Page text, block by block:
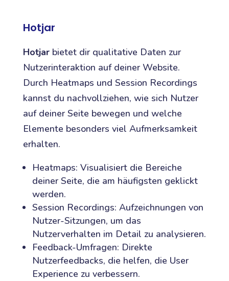
Hotjar
Hotjarbietet dir qualitative Daten zur
Nutzerinteraktion auf deiner Website.
Durch Heatmaps und Session Recordings
kannst du nachvollziehen, wie sich Nutzer
auf deiner Seite bewegen und welche
Elemente besonders viel Aufmerksamkeit
erhalten.
Heatmaps: Visualisiert die Bereiche
deiner Seite, die am häufigsten geklickt
werden.
Session Recordings: Aufzeichnungen von
Nutzer-Sitzungen, um das
Nutzerverhalten im Detail zu analysieren.
Feedback-Umfragen: Direkte
Nutzerfeedbacks, die helfen, die User
Experience zu verbessern.